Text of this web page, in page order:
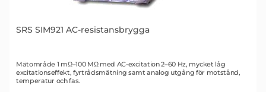
SRS SIM921 AC-resistansbrygga
Art. nr 1337
Mätområde 1 mΩ–100 MΩ med AC-excitation 2–60 Hz, mycket låg
excitationseffekt, fyrtrådsmätning samt analog utgång för motstånd,
temperatur och fas.